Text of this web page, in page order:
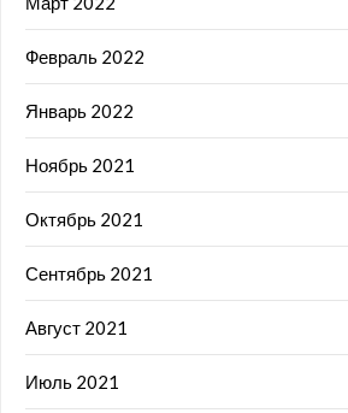
Февраль 2022
Январь 2022
Ноябрь 2021
Октябрь 2021
Сентябрь 2021
Август 2021
Июль 2021